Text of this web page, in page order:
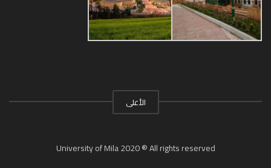
الأعلى
University of Mila 2020 ® All rights reserved